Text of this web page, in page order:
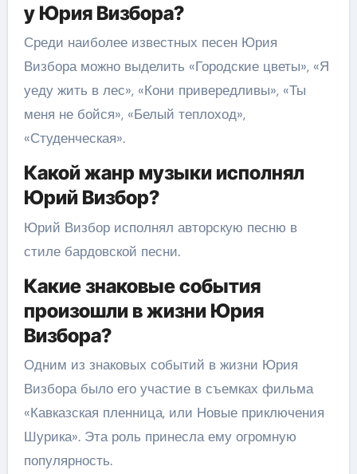
у Юрия Визбора?
Среди наиболее известных песен Юрия
Визбора можно выделить «Городские цветы», «Я
уеду жить в лес», «Кони привередливы», «Ты
меня не бойся», «Белый теплоход»,
«Студенческая».
Какой жанр музыки исполнял
Юрий Визбор?
Юрий Визбор исполнял авторскую песню в
стиле бардовской песни.
Какие знаковые события
произошли в жизни Юрия
Визбора?
Одним из знаковых событий в жизни Юрия
Визбора было его участие в съемках фильма
«Кавказская пленница, или Новые приключения
Шурика». Эта роль принесла ему огромную
популярность.